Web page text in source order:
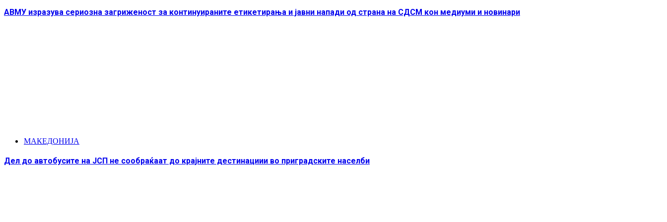
АВМУ изразува сериозна загриженост за континуираните етикетирања и јавни напади од страна на СДСМ кон медиуми и новинари
МАКЕДОНИЈА
Дел до автобусите на ЈСП не сообраќаат до крајните дестинациии во приградските населби